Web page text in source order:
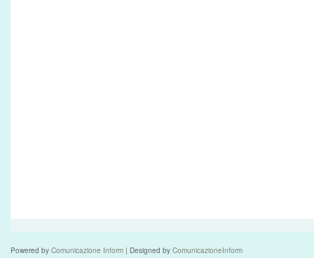
Powered by Comunicazione Inform | Designed by ComunicazioneInform